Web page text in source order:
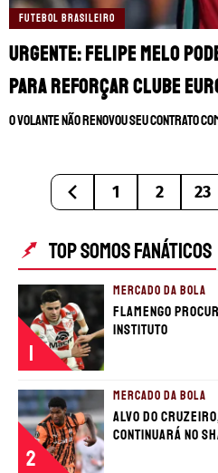
FUTEBOL BRASILEIRO
Urgente: Felipe Melo
para reforçar clube
O volante não renovou seu contrato
1 2 23
TOP SOMOS FANÁTICOS
1
MERCADO DA BOLA
Flamengo
Instituto
2
MERCADO DA BOLA
Alvo do
continuará no